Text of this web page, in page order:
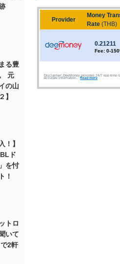
る豊
元
の山
】
！】
ド
を忖
！
トロ
いて
2軒